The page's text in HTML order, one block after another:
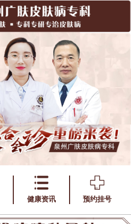
健康资讯 预约挂号